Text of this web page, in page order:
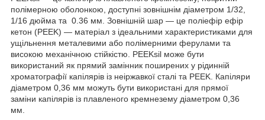
полімерною оболонкою, доступні зовнішнім діаметром 1/32,
1/16 дюйма та 0.36 мм. Зовнішній шар — це поліефір ефір
кетон (PEEK) — матеріал з ідеальними характеристиками для
ущільнення металевими або полімерними ферулами та
високою механічною стійкістю. PEEKsil може бути
використаний як прямий замінник поширених у рідинній
хроматографії капілярів із неіржавкої сталі та PEEK. Капіляри
діаметром 0,36 мм можуть бути використані для прямої
заміни капілярів із плавленого кремнезему діаметром 0,36
мм.